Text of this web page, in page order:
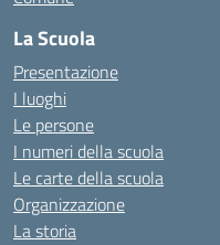
La Scuola
Presentazione
I luoghi
Le persone
I numeri della scuola
Le carte della scuola
Organizzazione
La storia